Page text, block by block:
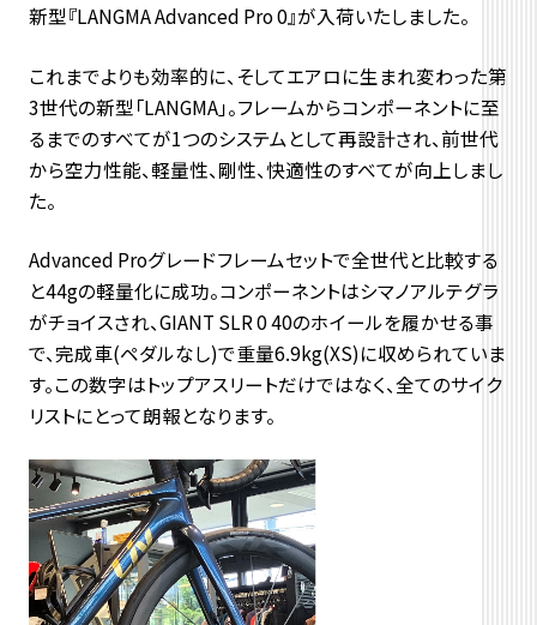
新型『LANGMA Advanced Pro 0』が入荷いたしました。
これまでよりも効率的に、そしてエアロに生まれ変わった第
3世代の新型「LANGMA」。フレームからコンポーネントに至
るまでのすべてが1つのシステムとして再設計され、前世代
から空力性能、軽量性、剛性、快適性のすべてが向上しまし
た。
Advanced Proグレードフレームセットで全世代と比較する
と44gの軽量化に成功。コンポーネントはシマノアルテグラ
がチョイスされ、GIANT SLR 0 40のホイールを履かせる事
で、完成車(ペダルなし)で重量6.9kg(XS)に収められていま
す。この数字はトップアスリートだけではなく、全てのサイク
リストにとって朗報となります。